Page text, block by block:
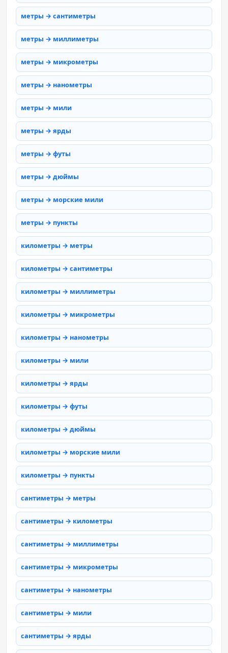
метры → сантиметры
метры → миллиметры
метры → микрометры
метры → нанометры
метры → мили
метры → ярды
метры → футы
метры → дюймы
метры → морские мили
метры → пункты
километры → метры
километры → сантиметры
километры → миллиметры
километры → микрометры
километры → нанометры
километры → мили
километры → ярды
километры → футы
километры → дюймы
километры → морские мили
километры → пункты
сантиметры → метры
сантиметры → километры
сантиметры → миллиметры
сантиметры → микрометры
сантиметры → нанометры
сантиметры → мили
сантиметры → ярды